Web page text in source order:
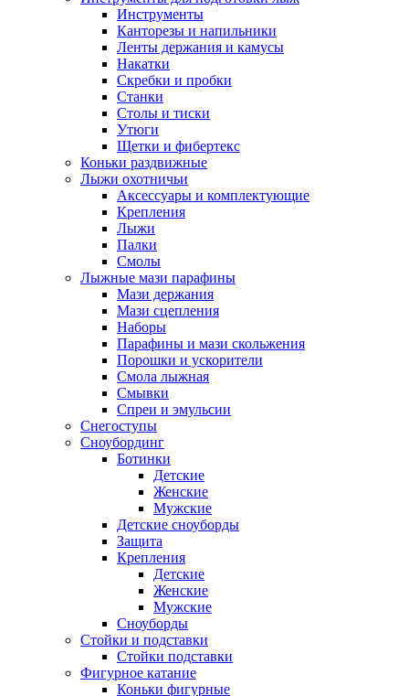
Инструменты
Канторезы и напильники
Ленты держания и камусы
Накатки
Скребки и пробки
Станки
Столы и тиски
Утюги
Щетки и фибертекс
Коньки раздвижные
Лыжи охотничьи
Аксессуары и комплектующие
Крепления
Лыжи
Палки
Смолы
Лыжные мази парафины
Мази держания
Мази сцепления
Наборы
Парафины и мази скольжения
Порошки и ускорители
Смола лыжная
Смывки
Спреи и эмульсии
Снегоступы
Сноубординг
Ботинки
Детские
Женские
Мужские
Детские сноуборды
Защита
Крепления
Детские
Женские
Мужские
Сноуборды
Стойки и подставки
Cтойки подставки
Фигурное катание
Коньки фигурные